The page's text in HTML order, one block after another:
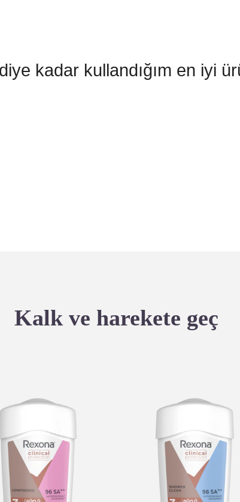
kadar kullandığım en iyi
Kalk ve harekete geç